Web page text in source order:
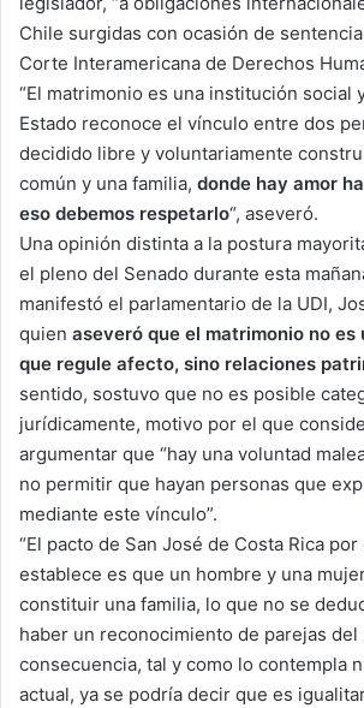
Chile surgidas con ocasión de
Corte Interamericana de Derechos
“El matrimonio es una institución social
Estado reconoce el vínculo entre dos
decidido libre y voluntariamente
común y una familia, donde hay amor
eso debemos respetarlo“, aseveró.
Una opinión distinta a la postura
el pleno del Senado durante esta
manifestó el parlamentario de la UDI,
quien aseveró que el matrimonio no
que regule afecto, sino relaciones
sentido, sostuvo que no es posible
jurídicamente, motivo por el que
argumentar que “hay una voluntad
no permitir que hayan personas que
mediante este vínculo”.
“El pacto de San José de Costa Rica
establece es que un hombre y una
constituir una familia, lo que no se
haber un reconocimiento de parejas del
consecuencia, tal y como lo contempla
actual, ya se podría decir que es